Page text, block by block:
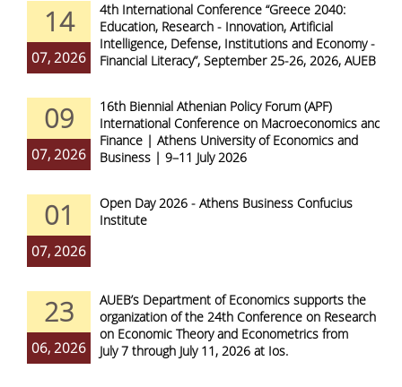
14
07, 2026
4th International Conference “Greece 2040:
Education, Research - Innovation, Artificial
Intelligence, Defense, Institutions and Economy -
Financial Literacy”, September 25-26, 2026, AUEB
09
07, 2026
16th Biennial Athenian Policy Forum (APF)
International Conference on Macroeconomics and
Finance | Athens University of Economics and
Business | 9–11 July 2026
01
07, 2026
Open Day 2026 - Athens Business Confucius
Institute
23
06, 2026
AUEB’s Department of Economics supports the
organization of the 24th Conference on Research
on Economic Theory and Econometrics from
July 7 through July 11, 2026 at Ios.